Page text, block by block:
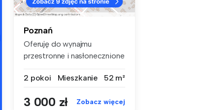
Poznań
Oferuję do wynajmu
przestronne i nasłonecznione
2 pokoi
Mieszkanie 52 m²
3 000 zł Zobacz więcej